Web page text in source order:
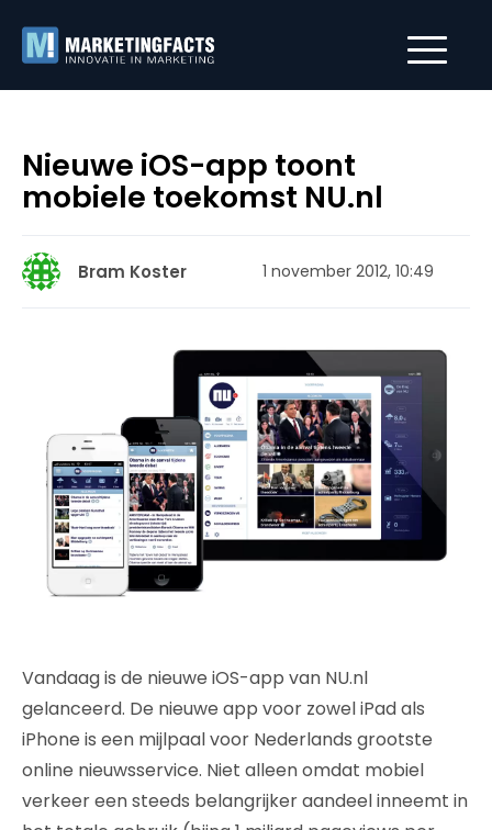
Nieuwe iOS-app toont
mobiele toekomst NU.nl
Bram Koster 1 november 2012, 10:49
Vandaag is de nieuwe iOS-app van NU.nl
gelanceerd. De nieuwe app voor zowel iPad als
iPhone is een mijlpaal voor Nederlands grootste
online nieuwsservice. Niet alleen omdat mobiel
verkeer een steeds belangrijker aandeel inneemt in